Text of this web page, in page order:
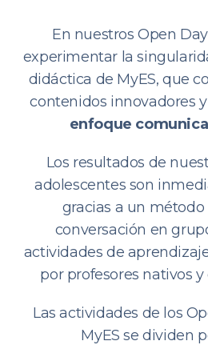
En nuestros Open
experimentar la
didáctica de MyES, que
contenidos innovadores
enfoque
Los resultados de
adolescentes son
gracias a un método
conversación en
actividades de
por profesores nativos
Las actividades de los
MyES se dividen